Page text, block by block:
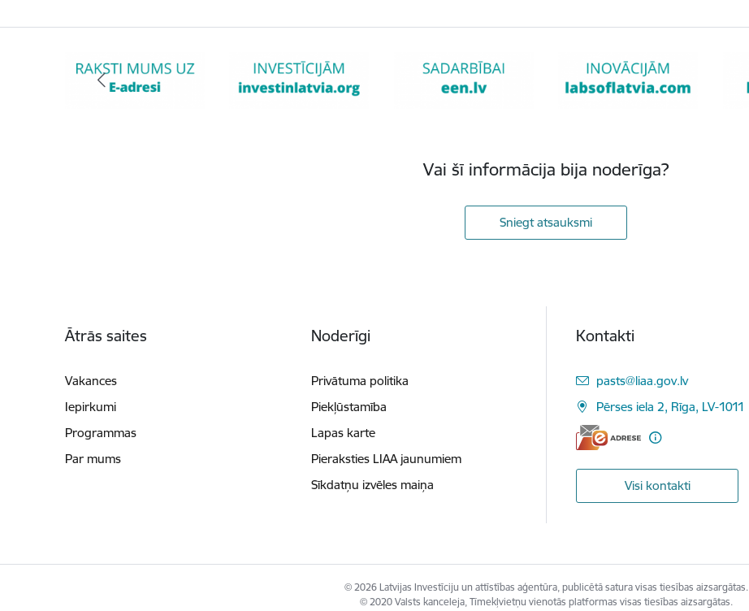
Vai šī informācija bija noderīga?
Sniegt atsauksmi
Ātrās saites
Vakances
Iepirkumi
Programmas
Par mums
Noderīgi
Privātuma politika
Piekļūstamība
Lapas karte
Pieraksties LIAA jaunumiem
Sīkdatņu izvēles maiņa
Kontakti
E-pasts:
pasts@liaa.gov.lv
Pērses iela 2, Rīga, LV-1011
Visi kontakti
© 2026 Latvijas Investīciju un attīstības aģentūra, publicētā satura visas tiesības aizsargātas.
© 2020 Valsts kanceleja, Tīmekļvietņu vienotās platformas visas tiesības aizsargātas.